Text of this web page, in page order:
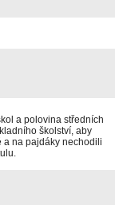
a polovina středních
školství, aby
a na pajdáky nechodili